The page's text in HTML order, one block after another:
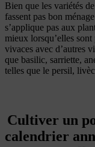
Bien que les variétés
fassent pas bon
s’applique pas aux
mieux lorsqu’elles sont
vivaces avec d’autres
que basilic, sarriette,
telles que le persil,
Cultiver un
calendrier